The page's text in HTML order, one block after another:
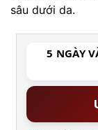
sâu dưới da.
5 NGÀY